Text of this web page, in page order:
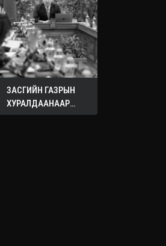
ЗАСГИЙН ГАЗРЫН
ХУРАЛДААНААР
ХЭЛЭЛЦЭЖ БУЙ